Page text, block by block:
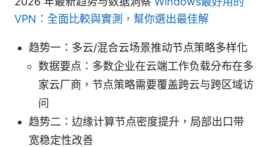
VPN：全面比較與實測，幫你選出最佳解
趋势一：多云/混合云场景推动节点策略多样化
数据要点：多数企业在云端工作负载分布在多
家云厂商，节点策略需要覆盖跨云与跨区域访
问
趋势二：边缘计算节点密度提升，局部出口带
宽稳定性改善